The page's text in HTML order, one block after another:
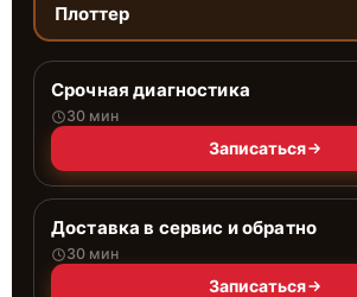
Плоттер
Срочная диагностика
30 мин
Записаться
Доставка в сервис и обратно
30 мин
Записаться